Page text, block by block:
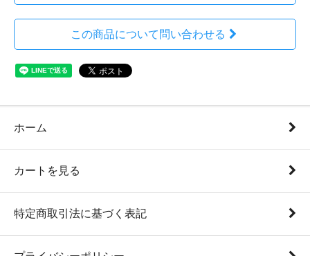
この商品について問い合わせる
ホーム
カートを見る
特定商取引法に基づく表記